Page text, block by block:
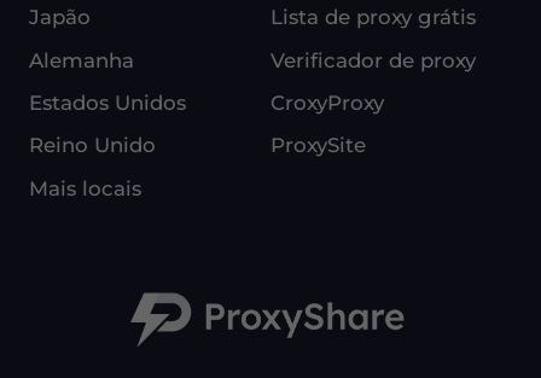
Japão
Alemanha
Estados Unidos
Reino Unido
Mais locais
Lista de proxy grátis
Verificador de proxy
CroxyProxy
ProxySite